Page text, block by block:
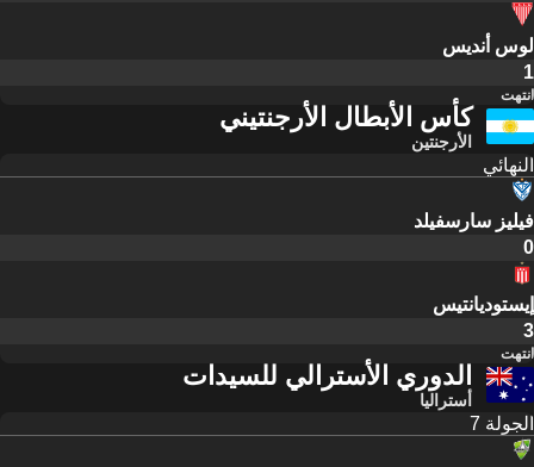
لوس أنديس
1
انتهت
كأس الأبطال الأرجنتيني
الأرجنتين
النهائي
فيليز سارسفيلد
0
إيستوديانتيس
3
انتهت
الدوري الأسترالي للسيدات
أستراليا
الجولة 7